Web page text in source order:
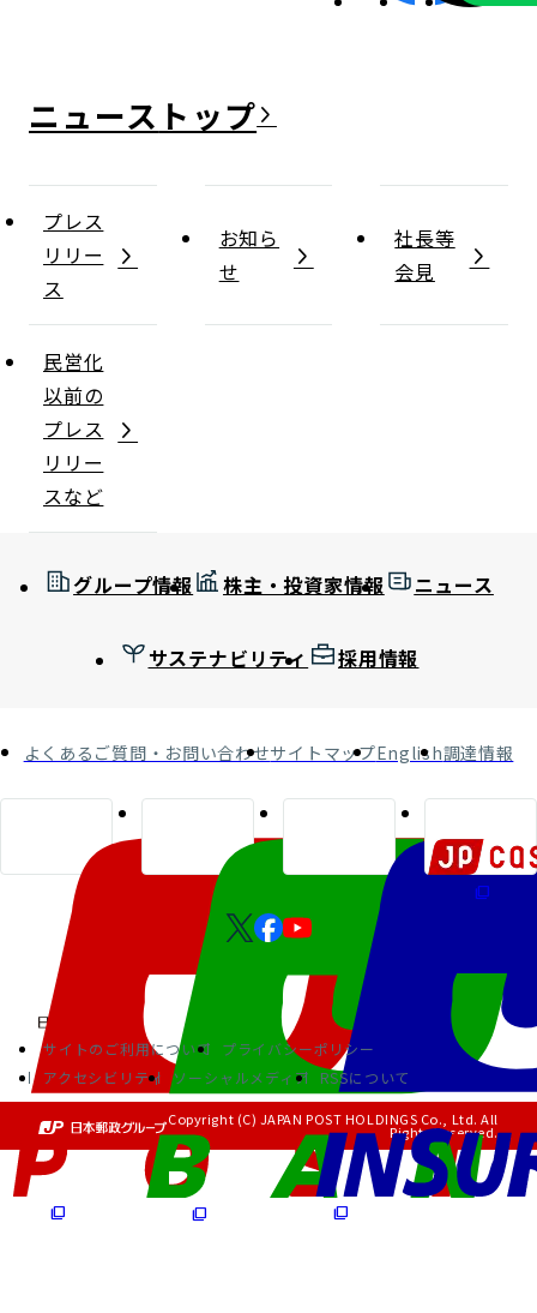
ニュース
プレス
リリー
ス
お知ら
せ
社長等
会見
民営化
以前の
プレス
リリー
スなど
グループ情報 株主・投資家情報 ニュース
サステナビリティ 採用情報
よくあるご質問・お問い合わせサイトマップEnglish調達情報
サイトのご利用について
プライバシーポリシー
アクセシビリティ
ソーシャルメディア RSSについて
Copyright (C) JAPAN POST HOLDINGS Co., Ltd. All
Rights Reserved.